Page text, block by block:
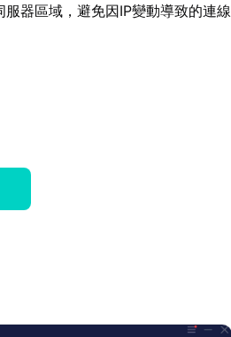
器區域，避免因IP變動導致的連線